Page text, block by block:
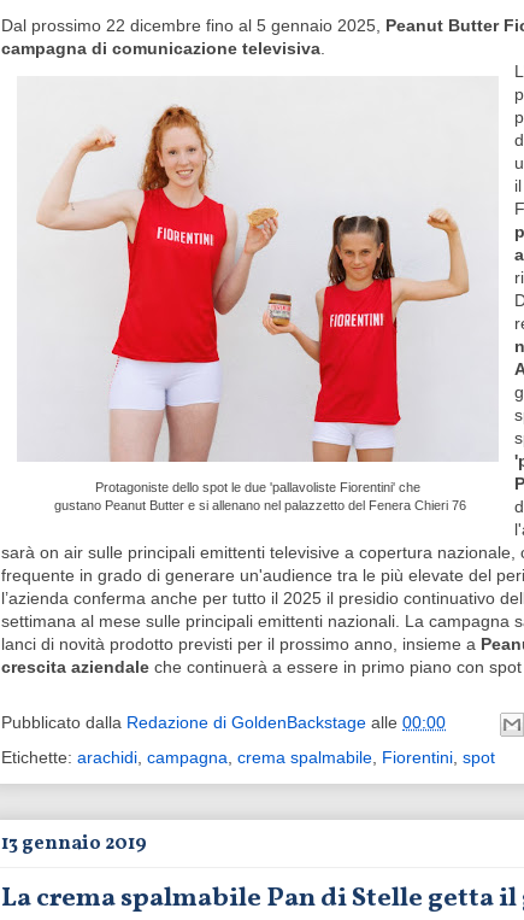
Dal prossimo 22 dicembre fino al 5 gennaio 2025, Peanut Butter
campagna di comunicazione televisiva.
Protagoniste dello spot le due 'pallavoliste Fiorentini' che
gustano Peanut Buttere si allenano nel palazzetto del Fenera Chieri 76
sarà on air sulle principali emittenti televisive a copertura
frequente in grado di generare un'audience tra le più elevate del
l’azienda conferma anche per tutto il 2025 il presidio continuativo
settimana al mese sulle principali emittenti nazionali. La campagna
lanci di novità prodotto previsti per il prossimo anno, insieme a
crescita aziendale che continuerà a essere in primo piano con
Pubblicato dalla Redazione di GoldenBackstage alle 00:00
Etichette: arachidi, campagna, crema spalmabile, Fiorentini, spot
13 gennaio 2019
La crema spalmabile Pan di Stelle getta